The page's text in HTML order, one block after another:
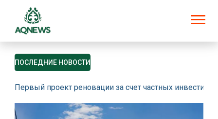
ПОСЛЕДНИЕ НОВОСТИ
Первый проект реновации за счет частных